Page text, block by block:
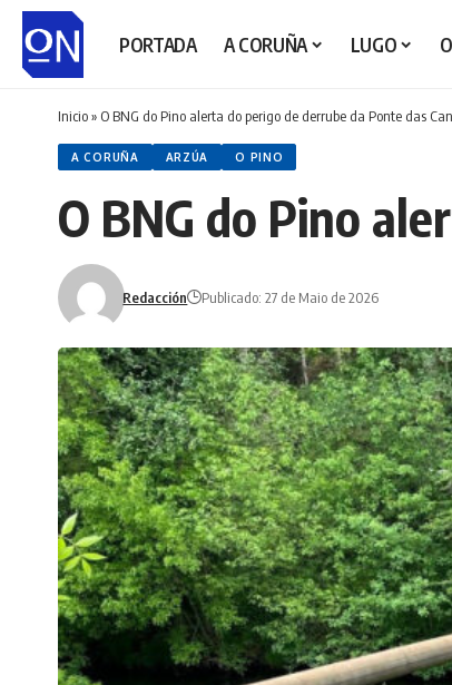
PORTADA A CORUÑA LUGO
Inicio» O BNG do Pino alerta do perigo de derrube da Ponte das
A CORUÑA ARZÚA O PINO
O BNG do Pino
Redacción Publicado: 27 de Maio de 2026